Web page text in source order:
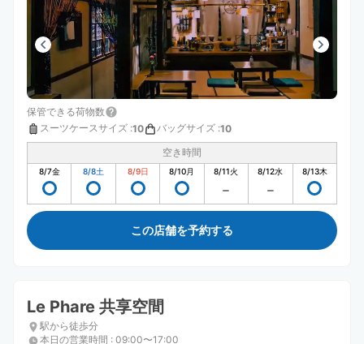
保管できる荷物数
スーツケースサイズ :10 バッグサイズ :10
空き時間
8/7金 8/8土 8/9日 8/10月 8/11火 8/12水 8/13木
この店舗を予約する
Le Phare 共享空間
駅から徒歩分
本日の営業時間 : 09:00〜17:00